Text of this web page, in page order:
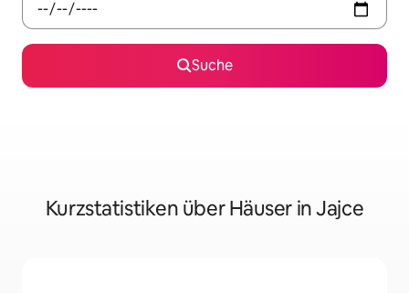
Suche
Kurzstatistiken über Häuser in Jajce